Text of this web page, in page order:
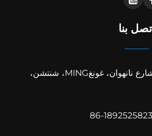
بنا
المبنى السادس، رقم 51، شارع نانهوان، غونغMING، شنتشن،